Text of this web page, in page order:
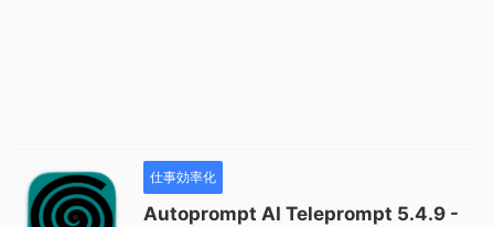
仕事効率化
Autoprompt AI Teleprompt 5.4.9 -